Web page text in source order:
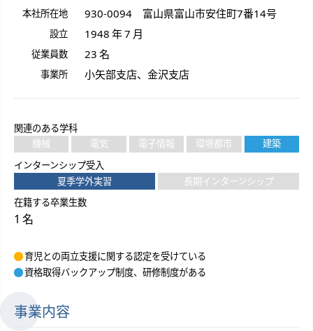
本社所在地 930-0094 富山県富山市安住町7番14号
設立 1948 年 7 月
従業員数 23 名
事業所 小矢部支店、金沢支店
関連のある学科
機械
電気 電子情報 環境都市
建築
インターンシップ受入
夏季学外実習
長期インターンシップ
在籍する卒業生数
1 名
育児との両立支援に関する認定を受けている
資格取得バックアップ制度、研修制度がある
事業内容